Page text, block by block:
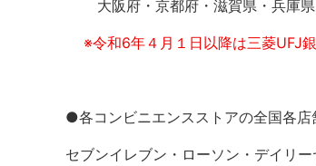
大阪府・京都府・滋賀県・兵庫県
※令和6年４月１日以降は三菱UFJ
●各コンビニエンスストアの全国各店
セブンイレブン・ローソン・デイリ